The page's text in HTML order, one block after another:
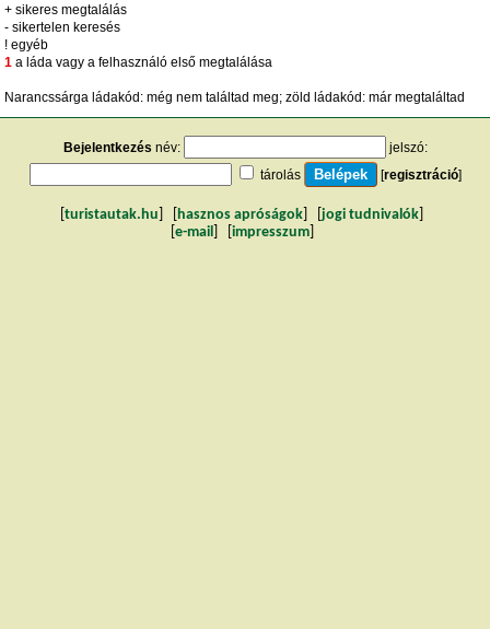
+ sikeres megtalálás
- sikertelen keresés
! egyéb
1 a láda vagy a felhasználó első megtalálása
Narancssárga ládakód: még nem találtad meg; zöld ládakód: már megtaláltad
Bejelentkezés név:
jelszó:
tárolás
[regisztráció]
turistautak.hu hasznos apróságok jogi tudnivalók
e-mail impresszum]